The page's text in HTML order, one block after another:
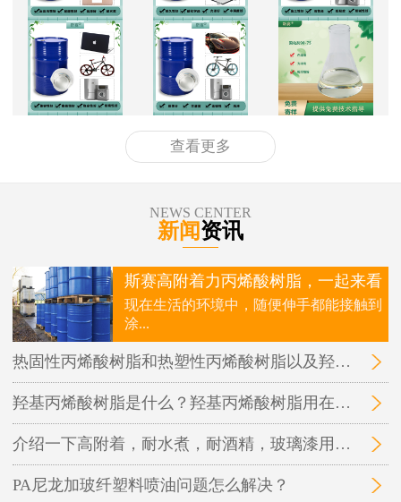
查看更多
NEWS CENTER
新闻资讯
斯赛高附着力丙烯酸树脂，一起来看
现在生活的环境中，随便伸手都能接触到
涂...
热固性丙烯酸树脂和热塑性丙烯酸树脂以及羟基丙烯酸树脂三者之间的区别在哪里？
羟基丙烯酸树脂是什么？羟基丙烯酸树脂用在哪里？
介绍一下高附着，耐水煮，耐酒精，玻璃漆用的丙烯酸树脂
PA尼龙加玻纤塑料喷油问题怎么解决？